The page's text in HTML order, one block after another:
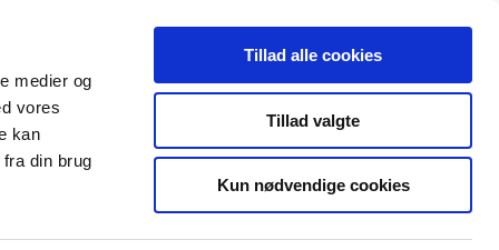
medier og
vores
kan
din brug
Tillad alle cookies
Tillad valgte
Kun nødvendige cookies
Særlige
produktområder